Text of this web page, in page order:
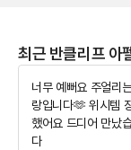
최근 반클리프 아
너무 예뻐요 주얼리
랑입니다🫶 위시템
했어요 드디어 만났
다